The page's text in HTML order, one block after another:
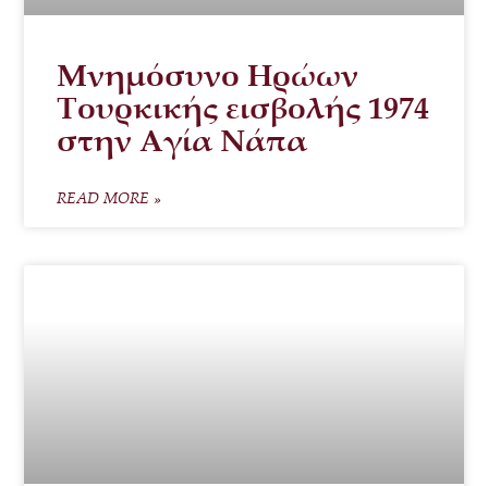
Μνημόσυνο Ηρώων
Τουρκικής εισβολής 1974
στην Αγία Νάπα
READ MORE »